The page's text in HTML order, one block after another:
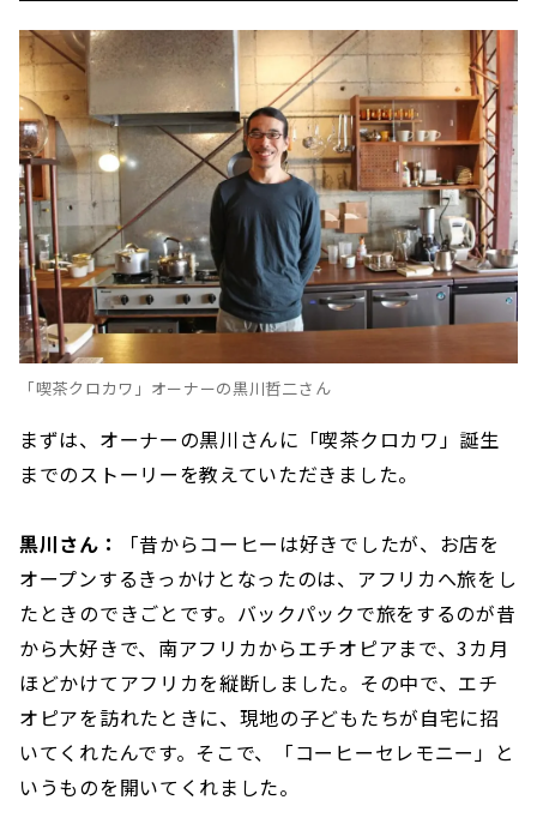
「喫茶クロカワ」オーナーの黒川哲二さん
まずは、オーナーの黒川さんに「喫茶クロカワ」誕生
までのストーリーを教えていただきました。
黒川さん：
「昔からコーヒーは好きでしたが、お店を
オープンするきっかけとなったのは、アフリカへ旅をし
たときのできごとです。バックパックで旅をするのが昔
から大好きで、南アフリカからエチオピアまで、3カ月
ほどかけてアフリカを縦断しました。その中で、エチ
オピアを訪れたときに、現地の子どもたちが自宅に招
いてくれたんです。そこで、「コーヒーセレモニー」と
いうものを開いてくれました。